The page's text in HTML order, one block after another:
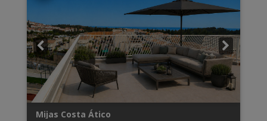
Mijas Costa Ático